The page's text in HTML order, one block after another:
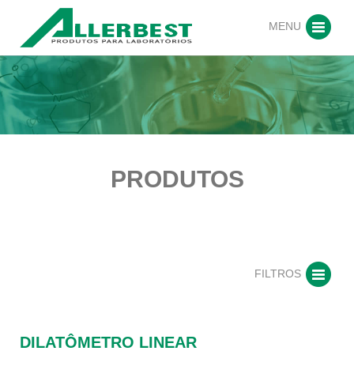
MENU
PRODUTOS
FILTROS
DILATÔMETRO LINEAR